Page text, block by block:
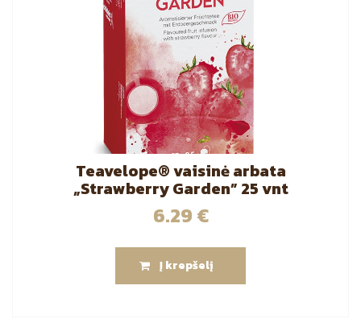
Teavelope® vaisinė arbata
„Strawberry Garden” 25 vnt
6.29 €
Į krepšelį